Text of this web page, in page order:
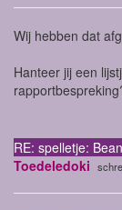
Wij hebben dat
Hanteer jij een
RE: spelletje:
Toedeledoki